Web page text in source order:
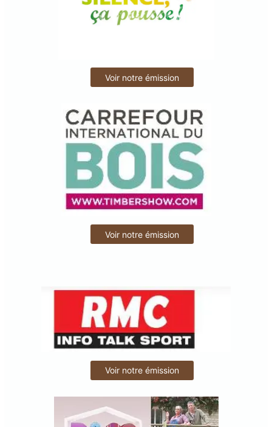
Voir notre émission
Voir notre émission
Voir notre émission